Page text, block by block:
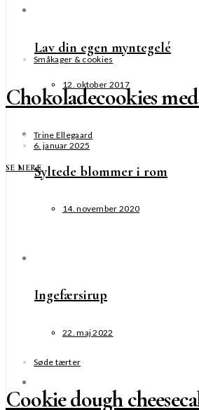
Lav din egen myntegelé
12. oktober 2017
Syltede blommer i rom
14. november 2020
Ingefærsirup
22. maj 2022
Småkager & cookies
Chokoladecookies
Trine Ellegaard
6. januar 2025
SE MERE
Søde tærter
Cookie dough